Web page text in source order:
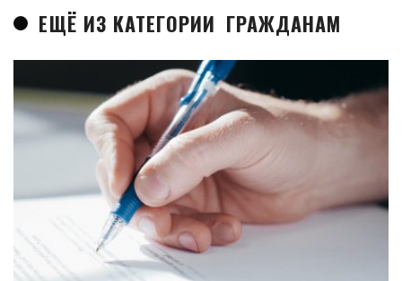
ЕЩЁ ИЗ КАТЕГОРИИ ГРАЖДАНАМ